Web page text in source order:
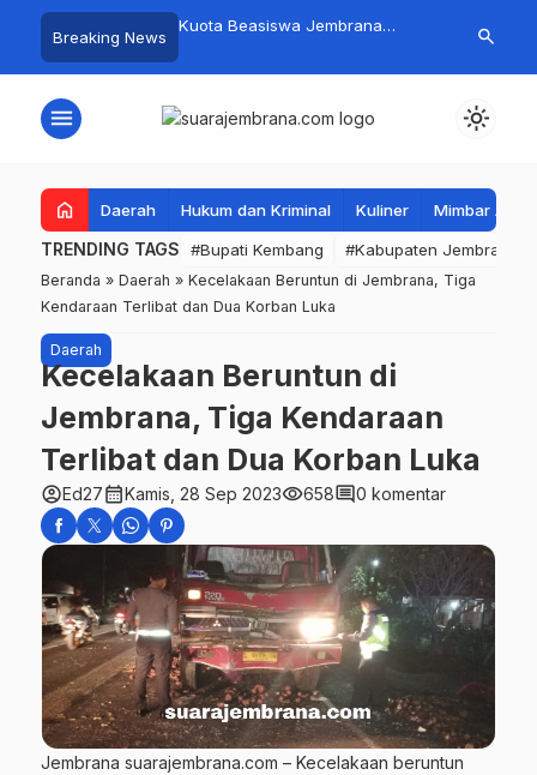
Breaking News
Kembang Beri
Warga Sri
Kuota Beasiswa Jembrana
Siapkan Upaya Penambahan di
Fantastis!
Jembrana
search
menu light_mode
home Daerah Hukum dan Kriminal Kuliner Mimbar
TRENDING TAGS #Bupati Kembang #Kabupaten Jembrana
Beranda » Daerah » Kecelakaan Beruntun di Jembrana, Tiga
Kendaraan Terlibat dan Dua Korban Luka
Daerah
Kecelakaan Beruntun di
Jembrana, Tiga Kendaraan
Terlibat dan Dua Korban Luka
account_circleEd27calendar_monthKamis, 28 Sep 2023visibility658comment0 komentar
Jembrana suarajembrana.com – Kecelakaan beruntun